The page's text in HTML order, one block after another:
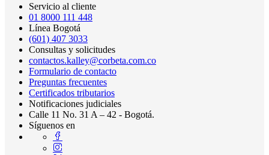
Servicio al cliente
01 8000 111 448
Línea Bogotá
(601) 407 3033
Consultas y solicitudes
contactos.kalley@corbeta.com.co
Formulario de contacto
Preguntas frecuentes
Certificados tributarios
Notificaciones judiciales
Calle 11 No. 31 A – 42 - Bogotá.
Síguenos en